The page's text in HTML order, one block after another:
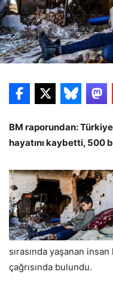
BM raporundan:
hayatını kaybetti, 500
sırasında yaşanan
çağrısında bulundu.